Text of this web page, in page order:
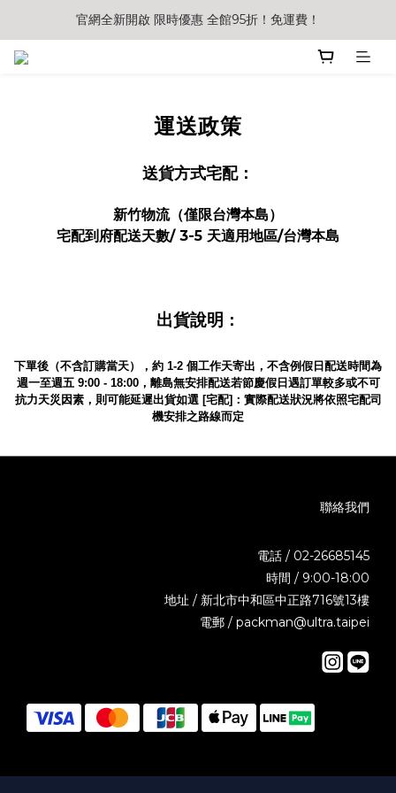
官網全新開啟 限時優惠 全館95折！免運費！
運送政策
送貨方式宅配：
新竹物流（僅限台灣本島）
宅配到府配送天數/ 3-5 天適用地區/台灣本島
出貨說明 ：
下單後（不含訂購當天），約 1-2 個工作天寄出，不含例假日配送時間為
週一至週五 9:00 - 18:00，離島無安排配送若節慶假日遇訂單較多或不可
抗力天災因素，則可能延遲出貨如選 [宅配]：實際配送狀況將依照宅配司
機安排之路線而定
聯絡我們
電話 / 02-26685145
時間 / 9:00-18:00
地址 / 新北市中和區中正路716號13樓
電郵 / packman@ultra.taipei